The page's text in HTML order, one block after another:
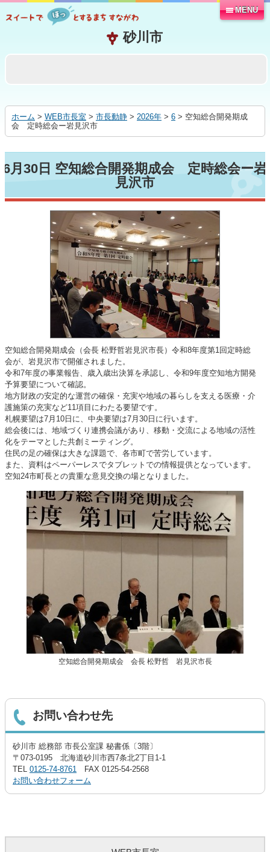
る
MENU
ホーム > WEB市長室 > 市長動静 > 2026年 > 6 > 空知総合開発期成
会 定時総会ー岩見沢市
6月30日 空知総合開発期成会 定時総会ー岩
見沢市
空知総合開発期成会（会長 松野哲岩見沢市長）令和8年度第1回定時総
会が、岩見沢市で開催されました。
令和7年度の事業報告、歳入歳出決算を承認し、令和9年度空知地方開発
予算要望について確認。
地方財政の安定的な運営の確保・充実や地域の暮らしを支える医療・介
護施策の充実など11項目にわたる要望です。
札幌要望は7月10日に、中央要望は7月30日に行います。
総会後には、地域づくり連携会議があり、移動・交流による地域の活性
化をテーマとした共創ミーティング。
住民の足の確保は大きな課題で、各市町で苦労しています。
また、資料はペーパーレスでタブレットでの情報提供となっています。
空知24市町長との貴重な意見交換の場となりました。
空知総合開発期成会 会長 松野哲 岩見沢市長
お問い合わせ先
砂川市 総務部 市長公室課 秘書係〔3階〕
〒073-0195 北海道砂川市西7条北2丁目1-1
TEL 0125-74-8761 FAX 0125-54-2568
お問い合わせフォーム